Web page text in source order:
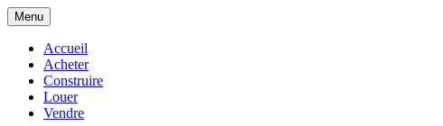
Skip
to
content
Menu
Accueil
Acheter
Construire
Louer
Vendre